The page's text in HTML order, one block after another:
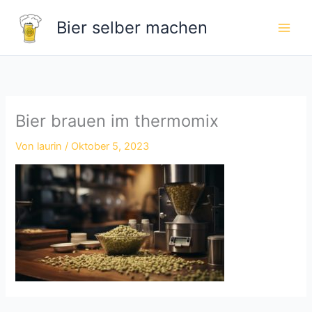
Inhalt
springen
Bier selber machen
Bier brauen im thermomix
Von laurin / Oktober 5, 2023